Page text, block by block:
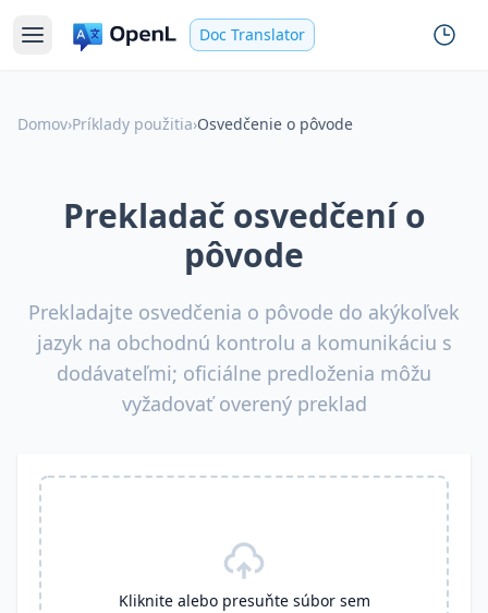
Doc Translator
Domov›Príklady použitia›Osvedčenie o pôvode
Prekladač osvedčení o
pôvode
Prekladajte osvedčenia o pôvode do akýkoľvek
jazyk na obchodnú kontrolu a komunikáciu s
dodávateľmi; oficiálne predloženia môžu
vyžadovať overený preklad
Kliknite alebo presuňte súbor sem